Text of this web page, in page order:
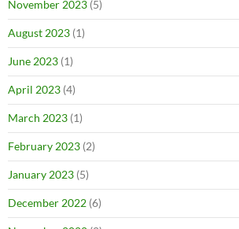
November 2023 (5)
August 2023 (1)
June 2023 (1)
April 2023 (4)
March 2023 (1)
February 2023 (2)
January 2023 (5)
December 2022 (6)